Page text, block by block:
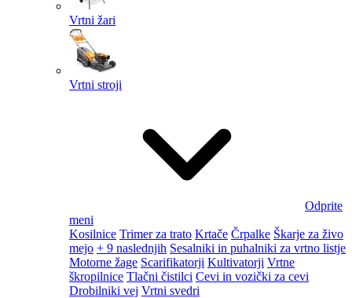
Vrtni žari
Vrtni stroji
Odprite
meni
Kosilnice Trimer za trato Krtače Črpalke Škarje za živo
mejo + 9 naslednjih Sesalniki in puhalniki za vrtno listje
Motorne žage Scarifikatorji Kultivatorji Vrtne
škropilnice Tlačni čistilci Cevi in vozički za cevi
Drobilniki vej Vrtni svedri